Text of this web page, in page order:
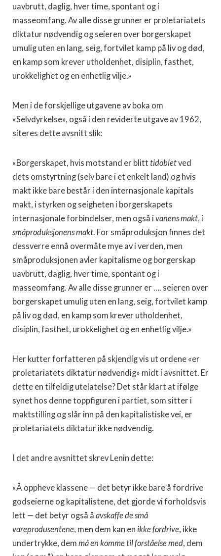
uavbrutt, daglig, hver time, spontant og i
masseomfang. Av alle disse grunner er proletariatets
diktatur nødvendig og seieren over borgerskapet
umulig uten en lang, seig, fortvilet kamp på liv og død,
en kamp som krever utholdenhet, disiplin, fasthet,
urokkelighet og en enhetlig vilje.»
Men i de forskjellige utgavene av boka om
«Selvdyrkelse», også i den reviderte utgave av 1962,
siteres dette avsnitt slik:
«Borgerskapet, hvis motstand er blitt tidobletved
dets omstyrtning (selv bare i et enkelt land) og hvis
makt ikke bare består i den internasjonale kapitals
makt, i styrken og seigheten i borgerskapets
internasjonale forbindelser, men også i vanens makt, i
småproduksjonens makt. For småproduksjon finnes det
dessverre ennå overmåte mye av i verden, men
småproduksjonen avler kapitalisme og borgerskap
uavbrutt, daglig, hver time, spontant og i
masseomfang. Av alle disse grunner er …. seieren over
borgerskapet umulig uten en lang, seig, fortvilet kamp
på liv og død, en kamp som krever utholdenhet,
disiplin, fasthet, urokkelighet og en enhetlig vilje.»
Her kutter forfatteren på skjendig vis ut ordene «er
proletariatets diktatur nødvendig» midt i avsnittet. Er
dette en tilfeldig utelatelse? Det står klart at ifølge
synet hos denne toppfiguren i partiet, som sitter i
maktstilling og slår inn på den kapitalistiske vei, er
proletariatets diktatur ikke nødvendig.
I det andre avsnittet skrev Lenin dette:
«Å oppheve klassene — det betyr ikke bare å fordrive
godseierne og kapitalistene, det gjorde vi forholdsvis
lett — det betyr også å avskaffe de små
vareprodusentene, men dem kan en ikke fordrive, ikke
undertrykke, dem må en komme til forståelse med, dem